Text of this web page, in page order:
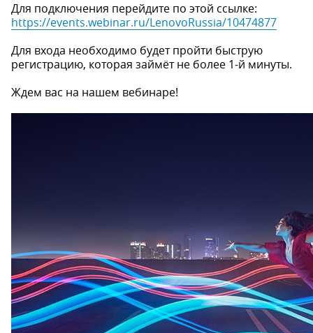
Для подключения перейдите по этой ссылке:
https://events.webinar.ru/LenovoRussia/10474877
Для входа необходимо будет пройти быструю
регистрацию, которая займёт не более 1-й минуты.
Ждем вас на нашем вебинаре!